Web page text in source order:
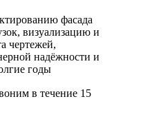
фасада
визуализацию и
чертежей,
надёжности и
годы
в течение 15